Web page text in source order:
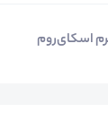
اسکای‌روم